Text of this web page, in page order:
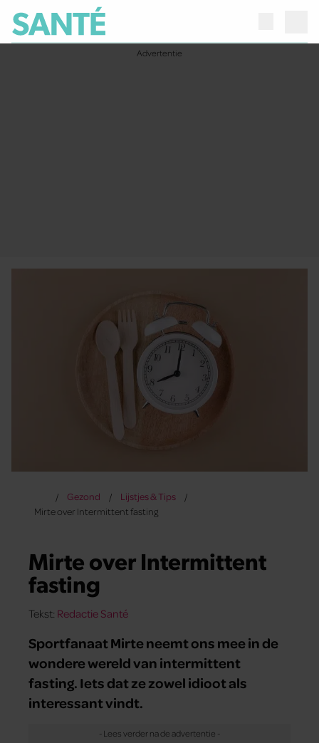
Gezond
Lijstjes & Tips
Mirte over Intermittent fasting
Mirte over Intermittent
fasting
Tekst: Redactie Santé
Sportfanaat Mirte neemt ons mee in de
wondere wereld van intermittent
fasting. Iets dat ze zowel idioot als
interessant vindt.